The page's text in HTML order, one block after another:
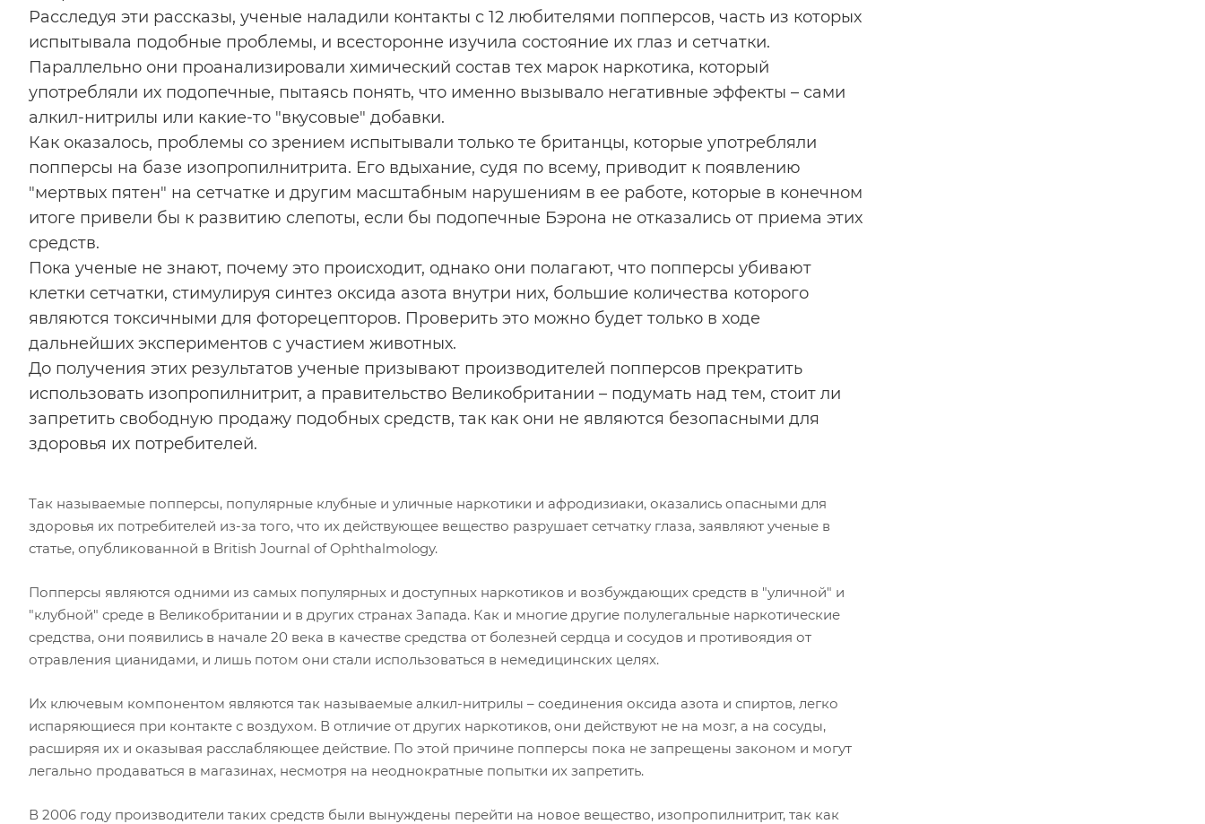
Расследуя эти рассказы, ученые наладили контакты с 12 любителями попперсов, часть из которых
испытывала подобные проблемы, и всесторонне изучила состояние их глаз и сетчатки.
Параллельно они проанализировали химический состав тех марок наркотика, который
употребляли их подопечные, пытаясь понять, что именно вызывало негативные эффекты – сами
алкил-нитрилы или какие-то "вкусовые" добавки.
Как оказалось, проблемы со зрением испытывали только те британцы, которые употребляли
попперсы на базе изопропилнитрита. Его вдыхание, судя по всему, приводит к появлению
"мертвых пятен" на сетчатке и другим масштабным нарушениям в ее работе, которые в конечном
итоге привели бы к развитию слепоты, если бы подопечные Бэрона не отказались от приема этих
средств.
Пока ученые не знают, почему это происходит, однако они полагают, что попперсы убивают
клетки сетчатки, стимулируя синтез оксида азота внутри них, большие количества которого
являются токсичными для фоторецепторов. Проверить это можно будет только в ходе
дальнейших экспериментов с участием животных.
До получения этих результатов ученые призывают производителей попперсов прекратить
использовать изопропилнитрит, а правительство Великобритании – подумать над тем, стоит ли
запретить свободную продажу подобных средств, так как они не являются безопасными для
здоровья их потребителей.
Так называемые попперсы, популярные клубные и уличные наркотики и афродизиаки, оказались опасными для
здоровья их потребителей из-за того, что их действующее вещество разрушает сетчатку глаза, заявляют ученые в
статье, опубликованной в British Journal of Ophthalmology.
Попперсы являются одними из самых популярных и доступных наркотиков и возбуждающих средств в "уличной" и
"клубной" среде в Великобритании и в других странах Запада. Как и многие другие полулегальные наркотические
средства, они появились в начале 20 века в качестве средства от болезней сердца и сосудов и противоядия от
отравления цианидами, и лишь потом они стали использоваться в немедицинских целях.
Их ключевым компонентом являются так называемые алкил-нитрилы – соединения оксида азота и спиртов, легко
испаряющиеся при контакте с воздухом. В отличие от других наркотиков, они действуют не на мозг, а на сосуды,
расширяя их и оказывая расслабляющее действие. По этой причине попперсы пока не запрещены законом и могут
легально продаваться в магазинах, несмотря на неоднократные попытки их запретить.
В 2006 году производители таких средств были вынуждены перейти на новое вещество, изопропилнитрит, так как